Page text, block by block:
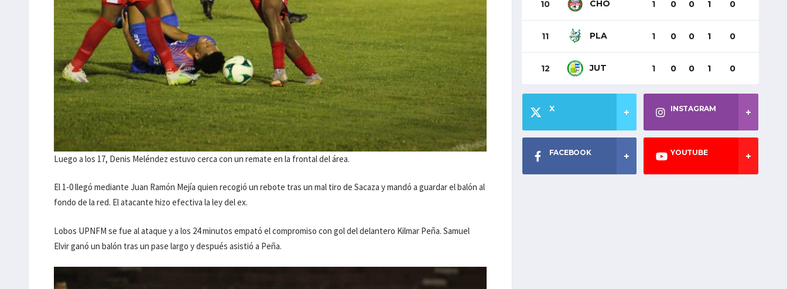
Luego a los 17, Denis Meléndez estuvo cerca con un remate en la frontal del área.
El 1-0 llegó mediante Juan Ramón Mejía quien recogió un rebote tras un mal tiro de Sacaza y mandó a guardar el balón al
fondo de la red. El atacante hizo efectiva la ley del ex.
Lobos UPNFM se fue al ataque y a los 24 minutos empató el compromiso con gol del delantero Kilmar Peña. Samuel
Elvir ganó un balón tras un pase largo y después asistió a Peña.
10 CHO 1 0 0 1 0
11 PLA 1 0 0 1 0
12 JUT 1 0 0 1 0
X INSTAGRAM
FACEBOOK YOUTUBE